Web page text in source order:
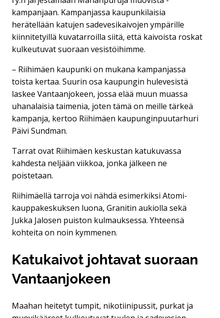
kampanjaan. Kampanjassa kaupunkilaisia
herätellään katujen sadevesikaivojen ympärille
kiinnitetyillä kuvatarroilla siitä, että kaivoista roskat
kulkeutuvat suoraan vesistöihimme.
– Riihimäen kaupunki on mukana kampanjassa
toista kertaa. Suurin osa kaupungin hulevesistä
laskee Vantaanjokeen, jossa elää muun muassa
uhanalaisia taimenia, joten tämä on meille tärkeä
kampanja, kertoo Riihimäen kaupunginpuutarhuri
Päivi Sundman.
Tarrat ovat Riihimäen keskustan katukuvassa
kahdesta neljään viikkoa, jonka jälkeen ne
poistetaan.
Riihimäellä tarroja voi nähdä esimerkiksi Atomi-
kauppakeskuksen luona, Granitin aukiolla sekä
Jukka Jalosen puiston kulmauksessa. Yhteensä
kohteita on noin kymmenen.
Ka­tu­kai­vot johtavat suoraan
Vantaanjokeen
Maahan heitetyt tumpit, nikotiinipussit, purkat ja